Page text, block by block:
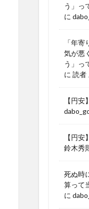
う」っ
に
「年
気が悪
う」っ
に 読者
【円
【円
鈴木秀
死ぬ時
算って
に